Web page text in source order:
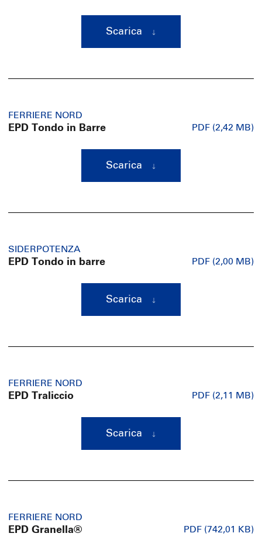
Scarica
FERRIERE NORD
EPD Tondo in Barre PDF (2,42 MB)
Scarica
SIDERPOTENZA
EPD Tondo in barre PDF (2,00 MB)
Scarica
FERRIERE NORD
EPD Traliccio PDF (2,11 MB)
Scarica
FERRIERE NORD
EPD Granella® PDF (742,01 KB)